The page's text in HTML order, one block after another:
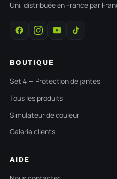
Uni, distribuée en France par
BOUTIQUE
Set 4 — Protection de jantes
Tous les produits
Simulateur de couleur
Galerie clients
AIDE